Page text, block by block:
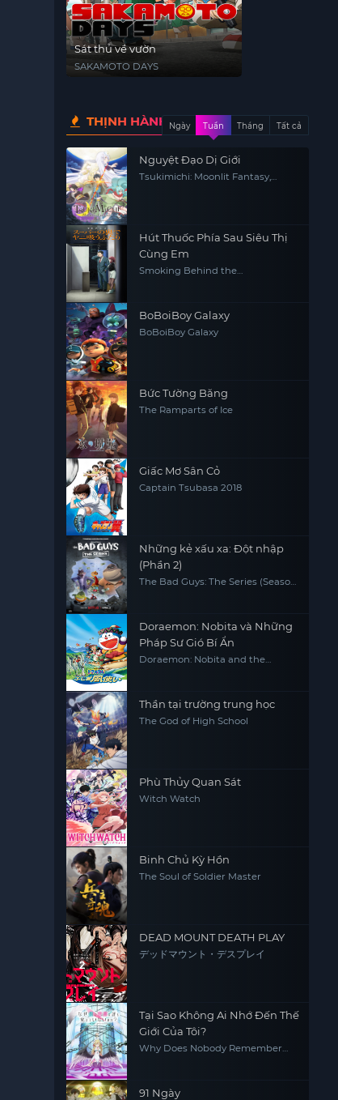
Sát thủ về vườn
SAKAMOTO DAYS
THỊNH HÀNHNgày Tuần Tháng Tất cả
Nguyệt Đạo Dị Giới
Tsukimichi: Moonlit Fantasy,
Hút Thuốc Phía Sau Siêu Thị
Cùng Em
Smoking Behind the
BoBoiBoy Galaxy
BoBoiBoy Galaxy
Bức Tường Băng
The Ramparts of Ice
Giấc Mơ Sân Cỏ
Captain Tsubasa 2018
Những kẻ xấu xa: Đột nhập
(Phần 2)
The Bad Guys: The Series (Season
Doraemon: Nobita và Những
Pháp Sư Gió Bí Ẩn
Doraemon: Nobita and the
Thần tại trường trung học
The God of High School
Phù Thủy Quan Sát
Witch Watch
Binh Chủ Kỳ Hồn
The Soul of Soldier Master
DEAD MOUNT DEATH PLAY
デッドマウント・デスプレイ
Tại Sao Không Ai Nhớ Đến Thế
Giới Của Tôi?
Why Does Nobody Remember
91 Ngày